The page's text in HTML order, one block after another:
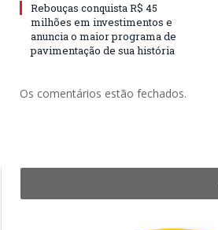
Rebouças conquista R$ 45
milhões em investimentos e
anuncia o maior programa de
pavimentação de sua história
Os comentários estão fechados.